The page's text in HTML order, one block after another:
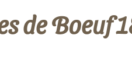
de Boeuf